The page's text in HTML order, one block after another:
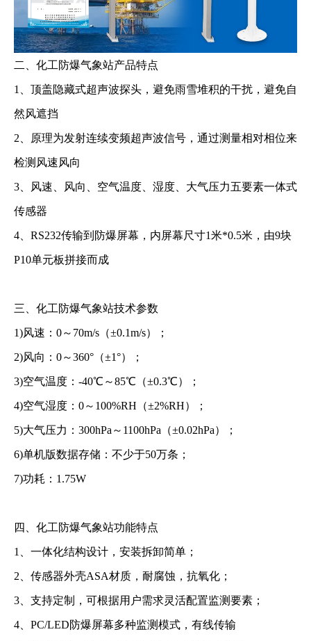
二、化工防爆气象站产品特点
1、顶盖隐藏式超声波探头，避免雨雪堆积的干扰，避免自
然风遮挡
2、原理为发射连续变频超声波信号，通过测量相对相位来
检测风速风向
3、风速、风向、空气温度、湿度、大气压力五要素一体式
传感器
4、RS232传输到防爆屏幕，内屏幕尺寸1米*0.5米，由9块
P10单元板拼接而成
三、化工防爆气象站技术参数
1)风速：0～70m/s（±0.1m/s）；
2)风向：0～360°（±1°）；
3)空气温度：-40℃～85℃（±0.3℃）；
4)空气湿度：0～100%RH（±2%RH）；
5)大气压力：300hPa～1100hPa（±0.02hPa）；
6)单机版数据存储：不少于50万条；
7)功耗：1.75W
四、化工防爆气象站功能特点
1、一体化结构设计，安装拆卸简单；
2、传感器外壳ASA材质，耐腐蚀，抗氧化；
3、支持定制，可根据用户需求灵活配置监测要素；
4、PC/LED防爆屏幕多种监测模式，有线传输